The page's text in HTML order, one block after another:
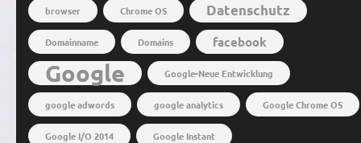
browser Chrome OS Datenschutz
Domainname Domains facebook
Google Google-Neue Entwicklung
google adwords google analytics Google Chrome OS
Google I/O 2014 Google Instant